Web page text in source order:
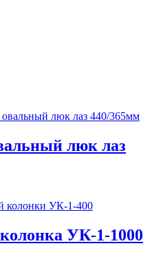
люк лаз
УК-1-1000